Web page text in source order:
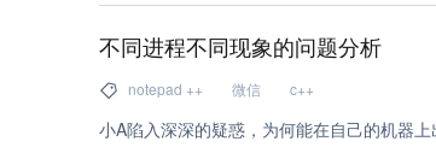
app测试 (1)
图像分析 (1) case (1)
grafana (1)
it (1) web (1)
面试 (1)
手机 (1) 图表 (1)
不同进程不同现象的问题分析
notepad ++ 微信 c++
小A陷入深深的疑惑，为何能在自己的机器